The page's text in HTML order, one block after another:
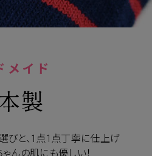
メイド
製
びと、1点1点丁寧に仕上げ
んの肌にも優しい！